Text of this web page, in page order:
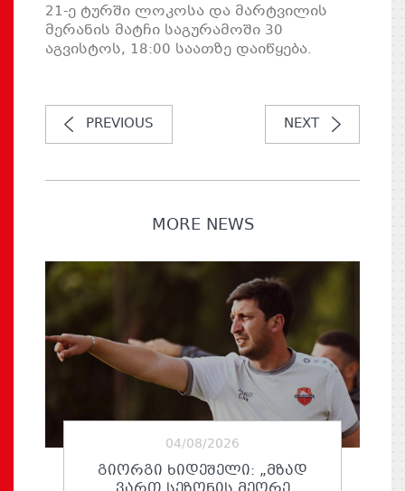
21-ე ტურში ლოკოსა და მარტვილის
მერანის მატჩი საგურამოში 30
აგვისტოს, 18:00 საათზე დაიწყება.
PREVIOUS NEXT
MORE NEWS
04/08/2026
ᲒᲘᲝᲠᲒᲘ ᲮᲘᲓᲔᲨᲔᲚᲘ: „ᲛᲖᲐᲓ